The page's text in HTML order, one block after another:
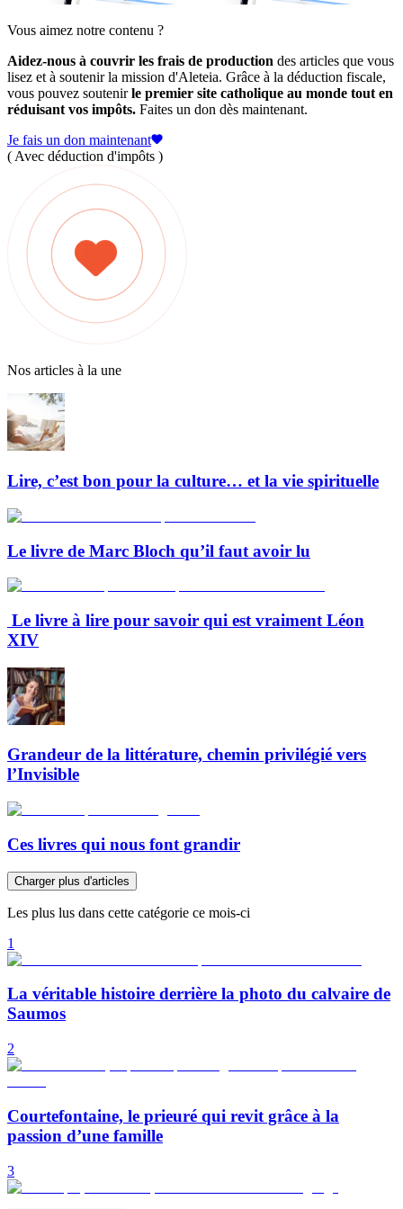
Vous aimez notre contenu ?
Aidez-nous à couvrir les frais de production des articles que vous
lisez et à soutenir la mission d'Aleteia. Grâce à la déduction fiscale,
vous pouvez soutenirle premier site catholique au monde tout en
réduisant vos impôts. Faites un don dès maintenant.
Je fais un don maintenant
( Avec déduction d'impôts )
Nos articles à la une
Lire, c’est bon pour la culture… et la vie spirituelle
Le livre de Marc Bloch qu’il faut avoir lu
Le livre à lire pour savoir qui est vraiment Léon
XIV
Grandeur de la littérature, chemin privilégié vers
l’Invisible
Ces livres qui nous font grandir
Charger plus d'articles
Les plus lus dans cette catégorie ce mois-ci
1
La véritable histoire derrière la photo du calvaire de
Saumos
2
Courtefontaine, le prieuré qui revit grâce à la
passion d’une famille
3